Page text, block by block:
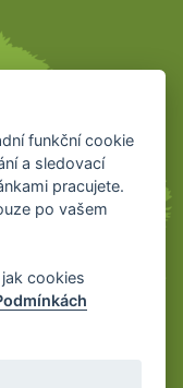
funkční cookie
a sledovací
pracujete.
po vašem
cookies